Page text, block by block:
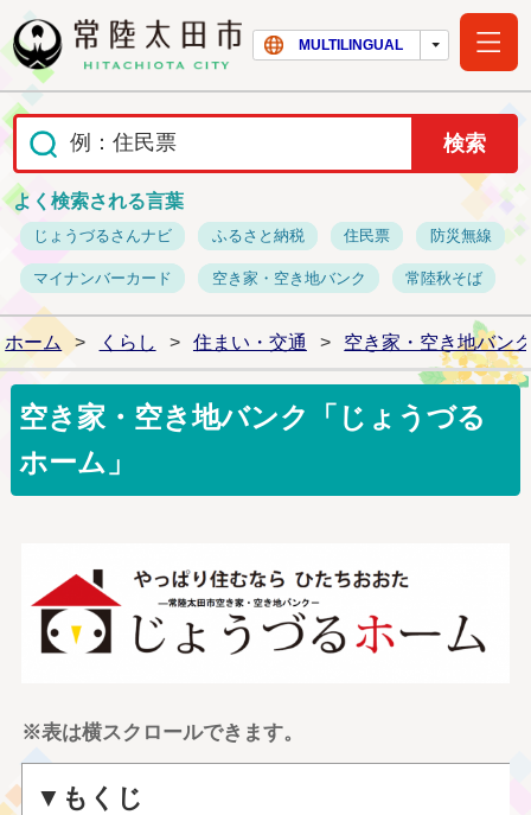
常陸太田市ホー
MULTILINGUAL
よく検索される言葉
じょうづるさんナビ ふるさと納税 住民票 防災無線
マイナンバーカード 空き家・空き地バンク 常陸秋そば
ホーム > くらし > 住まい・交通 > 空き家・空き地バン
空き家・空き地バンク「じょうづる
ホーム」
※表は横スクロールできます。
▼もくじ